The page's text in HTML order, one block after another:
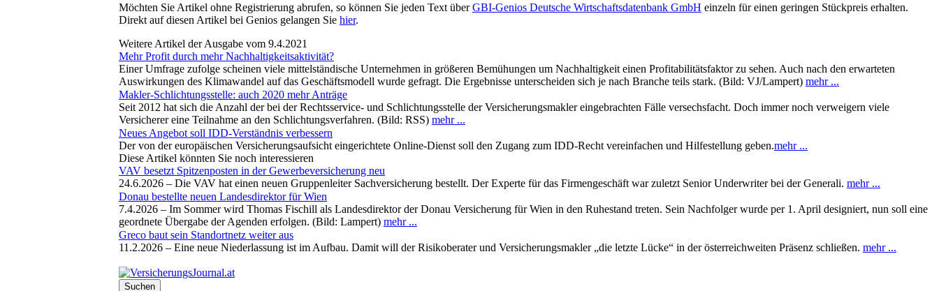
Möchten Sie Artikel ohne Registrierung abrufen, so können Sie jeden Text überGBI-Genios Deutsche Wirtschaftsdatenbank GmbH einzeln für einen geringen Stückpreis erhalten.
Direkt auf diesen Artikel bei Genios gelangen Sie hier.
Weitere Artikel der Ausgabe vom 9.4.2021
Mehr Profit durch mehr Nachhaltigkeitsaktivität?
Einer Umfrage zufolge scheinen viele mittelständische Unternehmen in größeren Bemühungen um Nachhaltigkeit einen Profitabilitätsfaktor zu sehen. Auch nach den erwarteten
Auswirkungen des Klimawandel auf das Geschäftsmodell wurde gefragt. Die Ergebnisse unterscheiden sich je nach Branche teils stark. (Bild: VJ/Lampert) mehr ...
Makler-Schlichtungsstelle: auch 2020 mehr Anträge
Seit 2012 hat sich die Anzahl der bei der Rechtsservice- und Schlichtungsstelle der Versicherungsmakler eingebrachten Fälle versechsfacht. Doch immer noch verweigern viele
Versicherer eine Teilnahme an den Schlichtungsverfahren. (Bild: RSS) mehr ...
Neues Angebot soll IDD-Verständnis verbessern
Der von der europäischen Versicherungsaufsicht eingerichtete Online-Dienst soll den Zugang zum IDD-Recht vereinfachen und Hilfestellung geben.mehr ...
Diese Artikel könnten Sie noch interessieren
VAV besetzt Spitzenposten in der Gewerbeversicherung neu
24.6.2026 – Die VAV hat einen neuen Gruppenleiter Sachversicherung bestellt. Der Experte für das Firmengeschäft war zuletzt Senior Underwriter bei der Generali. mehr ...
Donau bestellte neuen Landesdirektor für Wien
7.4.2026 – Im Sommer wird Thomas Fischill als Landesdirektor der Donau Versicherung für Wien in den Ruhestand treten. Sein Nachfolger wurde per 1. April designiert, nun soll eine
geordnete Übergabe der Agenden erfolgen. (Bild: Lampert) mehr ...
Greco baut sein Standortnetz weiter aus
11.2.2026 – Eine neue Niederlassung ist im Aufbau. Damit will der Risikoberater und Versicherungsmakler „die letzte Lücke“ in der österreichweiten Präsenz schließen. mehr ...